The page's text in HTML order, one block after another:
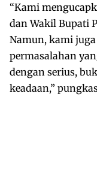
“Kami
dan Wakil Bupati
Namun, kami
permasalahan
dengan serius,
keadaan,”